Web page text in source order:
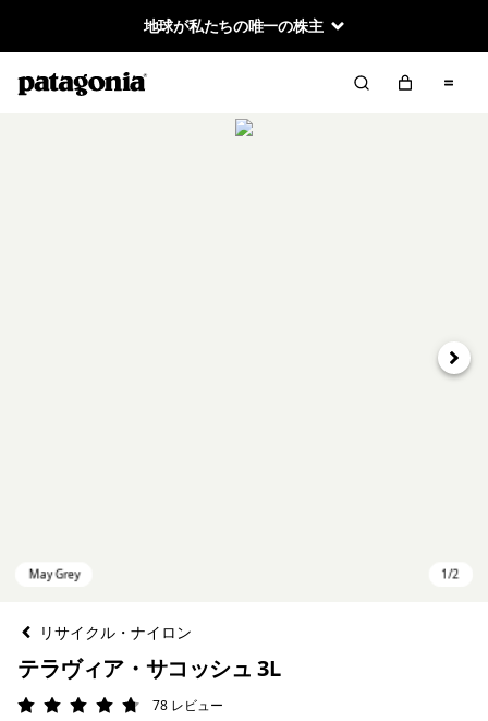
地球が私たちの唯一の株主
次へ
リサイクル・ナイロン
テラヴィア・サコッシュ 3L
評価: 4.7 / 5
78 レビュー